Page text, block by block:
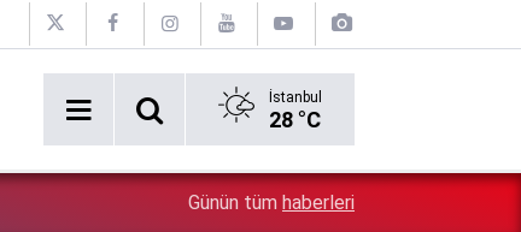
İstanbul
28 °C
Emekliler dört gözle bekliyordu: Fark ödemeleri
Günün tüm haberleri